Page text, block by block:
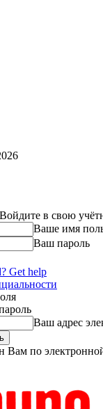
в свою
Ваше имя
Ваш пароль
Get help
Ваш адрес
Вам по